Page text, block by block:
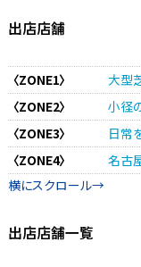
出店店舗
〈ZONE1〉
大型
〈ZONE2〉
小径
〈ZONE3〉
日常
〈ZONE4〉
名古
出店店舗一覧